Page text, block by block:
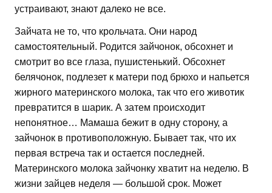
устраивают, знают далеко не все.
Зайчата не то, что крольчата. Они народ
самостоятельный. Родится зайчонок, обсохнет и
смотрит во все глаза, пушистенький. Обсохнет
белячонок, подлезет к матери под брюхо и напьется
жирного материнского молока, так что его животик
превратится в шарик. А затем происходит
непонятное… Мамаша бежит в одну сторону, а
зайчонок в противоположную. Бывает так, что их
первая встреча так и остается последней.
Материнского молока зайчонку хватит на неделю. В
жизни зайцев неделя — большой срок. Может